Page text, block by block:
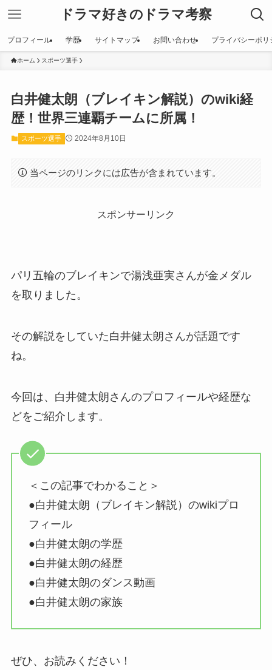
ドラマ好きのドラマ考察
プロフィール 学歴 サイトマップ お問い合わせ プライバシーポ
ホーム スポーツ選手
白井健太朗（ブレイキン解説）のwiki経
歴！世界三連覇チームに所属！
スポーツ選手 2024年8月10日
当ページのリンクには広告が含まれています。
スポンサーリンク
パリ五輪のブレイキンで湯浅亜実さんが金メダル
を取りました。
その解説をしていた白井健太朗さんが話題です
ね。
今回は、白井健太朗さんのプロフィールや経歴な
どをご紹介します。
＜この記事でわかること＞
●白井健太朗（ブレイキン解説）のwikiプロ
フィール
●白井健太朗の学歴
●白井健太朗の経歴
●白井健太朗のダンス動画
●白井健太朗の家族
ぜひ、お読みください！